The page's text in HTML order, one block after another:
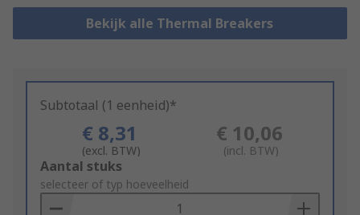
Bekijk alle Thermal Breakers
Subtotaal (1 eenheid)*
€ 8,31
(excl. BTW)
€ 10,06
(incl. BTW)
Add
to
Basket
Aantal stuks
selecteer of typ hoeveelheid